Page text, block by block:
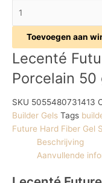
Toevoegen aan
Lecenté
Porcelain 50
SKU 5055480731413
Builder Gels Tags
Future Hard Fiber Gel
Beschrijving
Aanvullende